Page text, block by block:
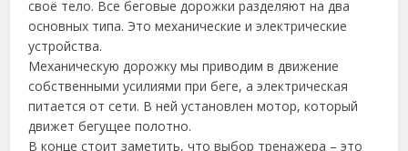
своё тело. Все беговые дорожки разделяют на два
основных типа. Это механические и электрические
устройства.
Механическую дорожку мы приводим в движение
собственными усилиями при беге, а электрическая
питается от сети. В ней установлен мотор, который
движет бегущее полотно.
В конце стоит заметить, что выбор тренажера – это